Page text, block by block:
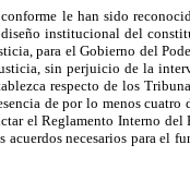
le han sido
institucional del
para el Gobierno del
sin perjuicio de la
respecto de los
de por lo menos cuatro
el Reglamento Interno del
necesarios para el